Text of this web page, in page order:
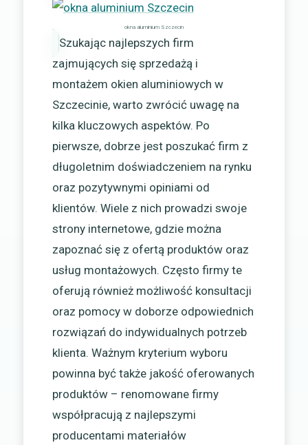
okna aluminium Szczecin
Szukając najlepszych firm
zajmujących się sprzedażą i
montażem okien aluminiowych w
Szczecinie, warto zwrócić uwagę na
kilka kluczowych aspektów. Po
pierwsze, dobrze jest poszukać firm z
długoletnim doświadczeniem na rynku
oraz pozytywnymi opiniami od
klientów. Wiele z nich prowadzi swoje
strony internetowe, gdzie można
zapoznać się z ofertą produktów oraz
usług montażowych. Często firmy te
oferują również możliwość konsultacji
oraz pomocy w doborze odpowiednich
rozwiązań do indywidualnych potrzeb
klienta. Ważnym kryterium wyboru
powinna być także jakość oferowanych
produktów – renomowane firmy
współpracują z najlepszymi
producentami materiałów